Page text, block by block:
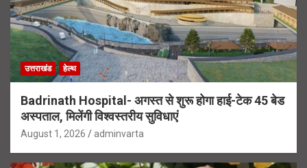
उत्तराखंड हेल्थ
Badrinath Hospital- अगस्त से शुरू होगा हाई-टेक 45 बेड
अस्पताल, मिलेंगी विश्वस्तरीय सुविधाएं
August 1, 2026 adminvarta